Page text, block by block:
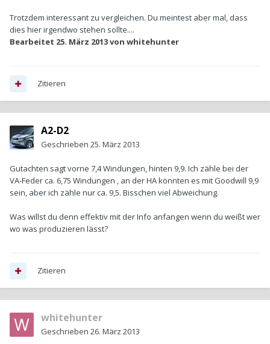
Trotzdem interessant zu vergleichen. Du meintest aber mal, dass
dies hier irgendwo stehen sollte....
Bearbeitet 25. März 2013von whitehunter
Zitieren
A2-D2
Geschrieben 25. März 2013
Gutachten sagt vorne 7,4 Windungen, hinten 9,9. Ich zähle bei der
VA-Feder ca. 6,75 Windungen , an der HA könnten es mit Goodwill 9,9
sein, aber ich zähle nur ca. 9,5. Bisschen viel Abweichung.
Was willst du denn effektiv mit der Info anfangen wenn du weißt wer
wo was produzieren lässt?
Zitieren
whitehunter
Geschrieben 26. März 2013